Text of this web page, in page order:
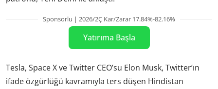
Sponsorlu | 2026/2Ç Kar/Zarar 17.84%-82.16%
Yatırıma Başla
Tesla, Space X ve Twitter CEO’su Elon Musk, Twitter’ın
ifade özgürlüğü kavramıyla ters düşen Hindistan